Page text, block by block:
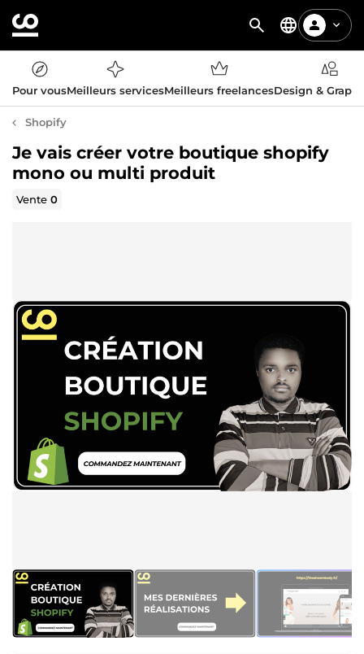
Pour vousMeilleurs servicesMeilleurs freelancesDesign &
Shopify
Je vais créer votre boutique shopify
mono ou multi produit
Vente0